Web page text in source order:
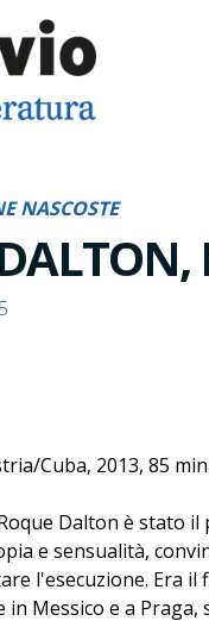
NASCOSTE
Cuba, 2013, 85
Dalton è stato
e sensualità,
l'esecuzione. Era
in Messico e a